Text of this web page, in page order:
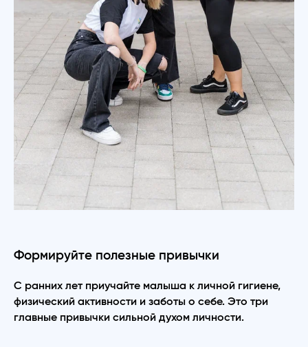
Формируйте полезные привычки
С ранних лет приучайте малыша к личной гигиене,
физический активности и заботы о себе. Это три
главные привычки сильной духом личности.